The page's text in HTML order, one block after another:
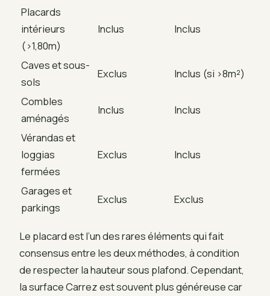
Placards
intérieurs
(>1,80m)
Inclus Inclus
Caves et sous-
sols
Exclus
Inclus (si >8m²)
Combles
aménagés
Inclus
Inclus
Vérandas et
loggias
fermées
Exclus Inclus
Garages et
parkings
Exclus Exclus
Le placard est l’un des rares éléments qui fait
consensus entre les deux méthodes, à condition
de respecter la hauteur sous plafond. Cependant,
la surface Carrez est souvent plus généreuse car